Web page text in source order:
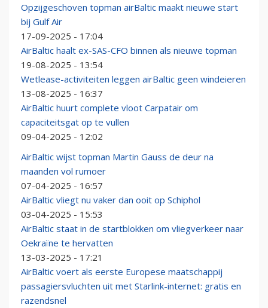
Opzijgeschoven topman airBaltic maakt nieuwe start
bij Gulf Air
17-09-2025 - 17:04
AirBaltic haalt ex-SAS-CFO binnen als nieuwe topman
19-08-2025 - 13:54
Wetlease-activiteiten leggen airBaltic geen windeieren
13-08-2025 - 16:37
AirBaltic huurt complete vloot Carpatair om
capaciteitsgat op te vullen
09-04-2025 - 12:02
AirBaltic wijst topman Martin Gauss de deur na
maanden vol rumoer
07-04-2025 - 16:57
AirBaltic vliegt nu vaker dan ooit op Schiphol
03-04-2025 - 15:53
AirBaltic staat in de startblokken om vliegverkeer naar
Oekraïne te hervatten
13-03-2025 - 17:21
AirBaltic voert als eerste Europese maatschappij
passagiersvluchten uit met Starlink-internet: gratis en
razendsnel